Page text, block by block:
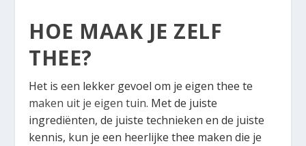
HOE MAAK JE ZELF
THEE?
Het is een lekker gevoel om je eigen thee te
maken uit je eigen tuin. Met de juiste
ingrediënten, de juiste technieken en de juiste
kennis, kun je een heerlijke thee maken die je